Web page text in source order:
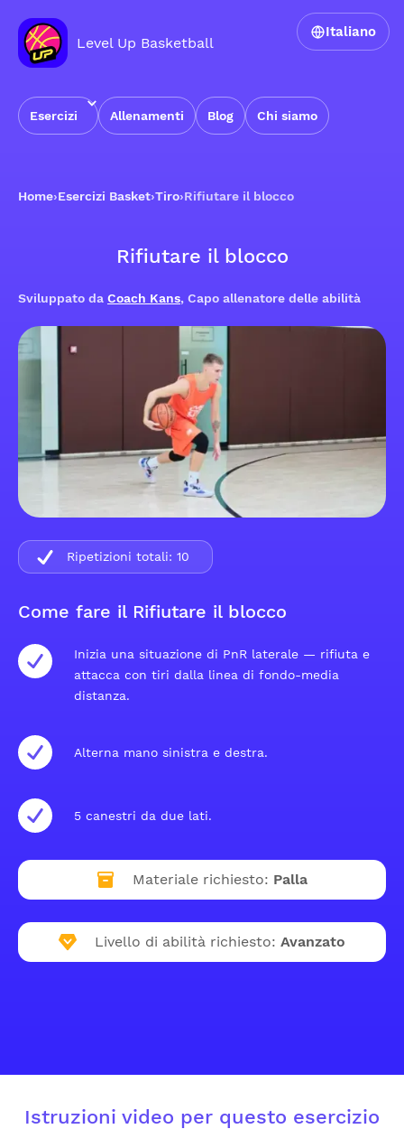
Level Up Basketball
Esercizi Allenamenti Blog Chi siamo
Italiano
Home›Esercizi Basket›Tiro›Rifiutare il blocco
Rifiutare il blocco
Sviluppato da Coach Kans, Capo allenatore delle abilità
Come fare il Rifiutare il blocco
Inizia una situazione di PnR laterale — rifiuta e
attacca con tiri dalla linea di fondo-media
distanza.
Alterna mano sinistra e destra.
5 canestri da due lati.
Materiale richiesto: Palla
Livello di abilità richiesto: Avanzato
Ripetizioni totali: 10
Istruzioni video per questo esercizio